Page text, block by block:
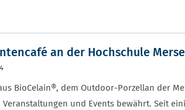
an der Hochschule
BioCelain®, dem Outdoor-Porzellan der
Veranstaltungen und Events bewährt. Seit